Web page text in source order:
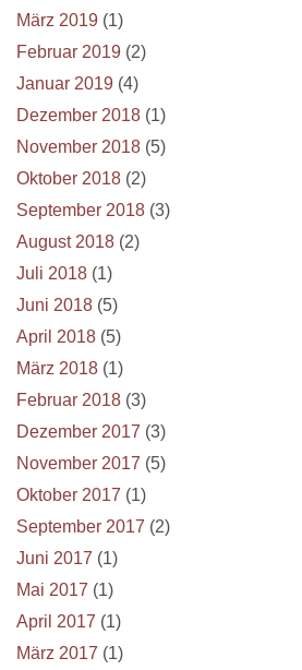
März 2019 (1)
Februar 2019 (2)
Januar 2019 (4)
Dezember 2018 (1)
November 2018 (5)
Oktober 2018 (2)
September 2018 (3)
August 2018 (2)
Juli 2018 (1)
Juni 2018 (5)
April 2018 (5)
März 2018 (1)
Februar 2018 (3)
Dezember 2017 (3)
November 2017 (5)
Oktober 2017 (1)
September 2017 (2)
Juni 2017 (1)
Mai 2017 (1)
April 2017 (1)
März 2017 (1)